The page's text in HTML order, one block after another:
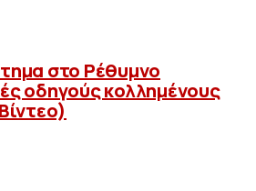
στο Ρέθυμνο
οδηγούς κολλημένους